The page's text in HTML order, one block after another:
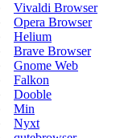
Vivaldi Browser
Opera Browser
Helium
Brave Browser
Gnome Web
Falkon
Dooble
Min
Nyxt